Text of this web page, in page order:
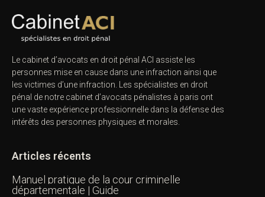
Le cabinet d’avocats en droit pénal ACI assiste les
personnes mise en cause dans une infraction ainsi que
les victimes d’une infraction. Les spécialistes en droit
pénal de notre cabinet d’avocats pénalistes à paris ont
une vaste expérience professionnelle dans la défense des
intérêts des personnes physiques et morales.
Articles récents
Manuel pratique de la cour criminelle
départementale | Guide